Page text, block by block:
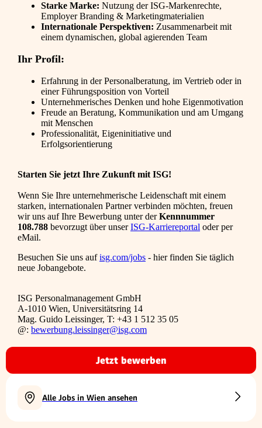
Starke Marke: Nutzung der ISG-Markenrechte,
Employer Branding & Marketingmaterialien
Internationale Perspektiven: Zusammenarbeit mit
einem dynamischen, global agierenden Team
Ihr Profil:
Erfahrung in der Personalberatung, im Vertrieb oder in
einer Führungsposition von Vorteil
Unternehmerisches Denken und hohe Eigenmotivation
Freude an Beratung, Kommunikation und am Umgang
mit Menschen
Professionalität, Eigeninitiative und
Erfolgsorientierung
Starten Sie jetzt Ihre Zukunft mit ISG!
Wenn Sie Ihre unternehmerische Leidenschaft mit einem
starken, internationalen Partner verbinden möchten, freuen
wir uns auf Ihre Bewerbung unter derKennnummer
108.788 bevorzugt über unserISG-Karriereportal oder per
eMail.
Besuchen Sie uns aufisg.com/jobs - hier finden Sie täglich
neue Jobangebote.
ISG Personalmanagement GmbH
A-1010 Wien, Universitätsring 14
Mag. Guido Leissinger, T: +43 1 512 35 05
@: bewerbung.leissinger@isg.com
Jetzt bewerben
Alle Jobs in Wien ansehen